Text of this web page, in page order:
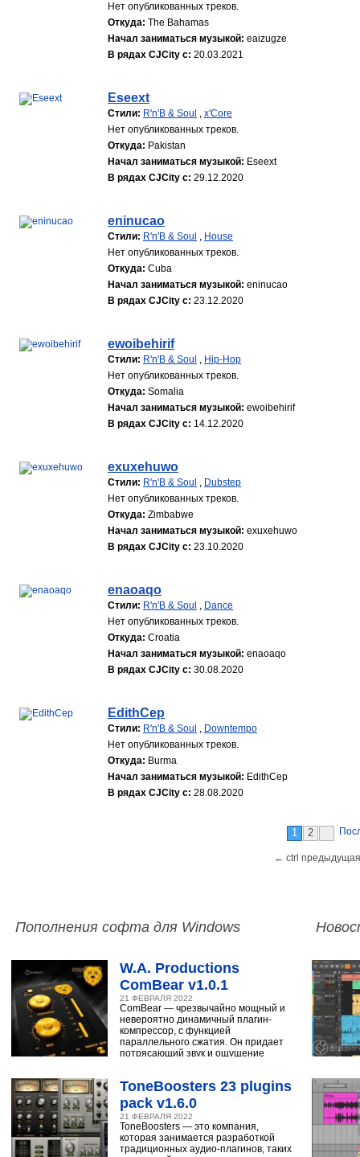
Нет опубликованных треков.
Откуда: The Bahamas
Начал заниматься музыкой: eaizugze
В рядах CJCity с: 20.03.2021
Eseext
Стили: R'n'B & Soul , x'Core
Нет опубликованных треков.
Откуда: Pakistan
Начал заниматься музыкой: Eseext
В рядах CJCity с: 29.12.2020
eninucao
Стили: R'n'B & Soul , House
Нет опубликованных треков.
Откуда: Cuba
Начал заниматься музыкой: eninucao
В рядах CJCity с: 23.12.2020
ewoibehirif
Стили: R'n'B & Soul , Hip-Hop
Нет опубликованных треков.
Откуда: Somalia
Начал заниматься музыкой: ewoibehirif
В рядах CJCity с: 14.12.2020
exuxehuwo
Стили: R'n'B & Soul , Dubstep
Нет опубликованных треков.
Откуда: Zimbabwe
Начал заниматься музыкой: exuxehuwo
В рядах CJCity с: 23.10.2020
enaoaqo
Стили: R'n'B & Soul , Dance
Нет опубликованных треков.
Откуда: Croatia
Начал заниматься музыкой: enaoaqo
В рядах CJCity с: 30.08.2020
EdithCep
Стили: R'n'B & Soul , Downtempo
Нет опубликованных треков.
Откуда: Burma
Начал заниматься музыкой: EdithCep
В рядах CJCity с: 28.08.2020
1 2
← ctrl
Пополнения софта для Windows
W.A. Productions
ComBear v1.0.1
21 ФЕВРАЛЯ 2022
ComBear — чрезвычайно мощный и
невероятно динамичный плагин-
компрессор, с функцией
параллельного сжатия. Он придает
потрясающий звук и ощущение
ToneBoosters 23 plugins
pack v1.6.0
21 ФЕВРАЛЯ 2022
ToneBoosters — это компания,
которая занимается разработкой
традиционных аудио-плагинов, таких